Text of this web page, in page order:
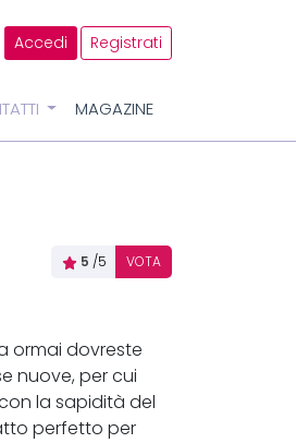
Accedi Registrati
MAGAZINE
5 /5 VOTA
ormai dovreste
nuove, per cui
la sapidità del
perfetto per